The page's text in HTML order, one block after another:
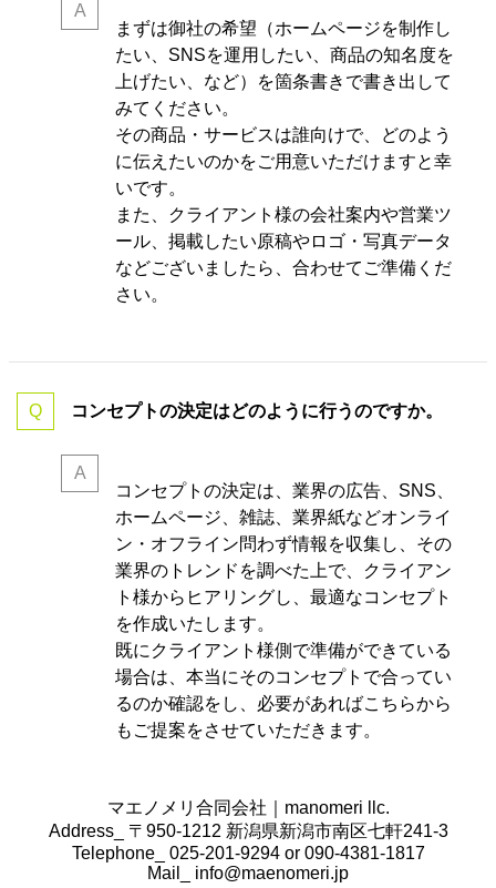
まずは御社の希望（ホームページを制作し
たい、SNSを運用したい、商品の知名度を
上げたい、など）を箇条書きで書き出して
みてください。
その商品・サービスは誰向けで、どのよう
に伝えたいのかをご用意いただけますと幸
いです。
また、クライアント様の会社案内や営業ツ
ール、掲載したい原稿やロゴ・写真データ
などございましたら、合わせてご準備くだ
さい。
コンセプトの決定はどのように行うのですか。
コンセプトの決定は、業界の広告、SNS、
ホームページ、雑誌、業界紙などオンライ
ン・オフライン問わず情報を収集し、その
業界のトレンドを調べた上で、クライアン
ト様からヒアリングし、最適なコンセプト
を作成いたします。
既にクライアント様側で準備ができている
場合は、本当にそのコンセプトで合ってい
るのか確認をし、必要があればこちらから
もご提案をさせていただきます。
マエノメリ合同会社｜manomeri llc.
Address_ 〒950-1212 新潟県新潟市南区七軒241-3
Telephone_ 025-201-9294 or 090-4381-1817
Mail_ info@maenomeri.jp